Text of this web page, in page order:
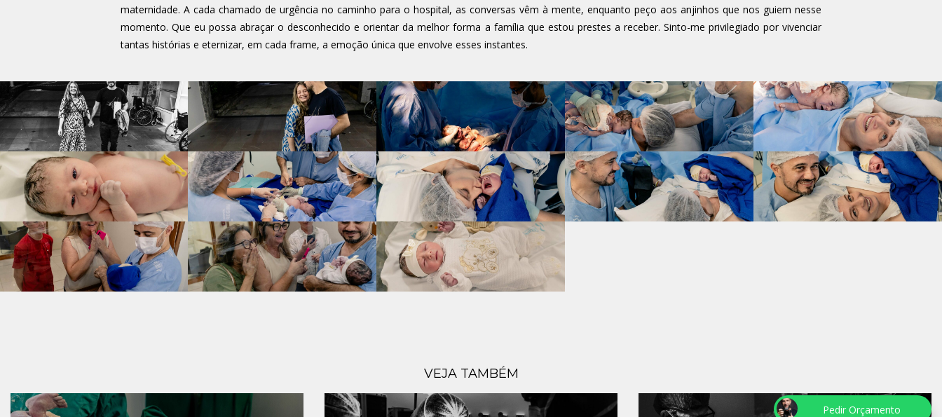
maternidade. A cada chamado de urgência no caminho para o hospital, as conversas vêm à mente, enquanto peço aos anjinhos que nos guiem nesse
momento. Que eu possa abraçar o desconhecido e orientar da melhor forma a família que estou prestes a receber. Sinto-me privilegiado por vivenciar
tantas histórias e eternizar, em cada frame, a emoção única que envolve esses instantes.
VEJA TAMBÉM
Pedir Orçamento